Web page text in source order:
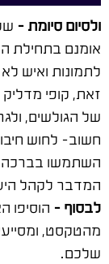
ולסיום סיומת –
אומנם בתחילת
לתמונות ואיש
זאת, קופי
של הגולשים,
חשוב- לחוש
השתמשו בברכה
המדבר לקהל
לבסוף – הוסיפו
מהטקסט,
שלכם.